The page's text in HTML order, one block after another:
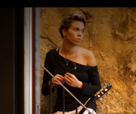
Maria Gadú
Home News Musik Videos
Maria Gadú Pressebilder 2014